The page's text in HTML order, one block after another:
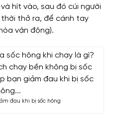
hít vào, sau đó cúi người
thở ra, để cánh tay
vận động).
đau khi bị sốc hông